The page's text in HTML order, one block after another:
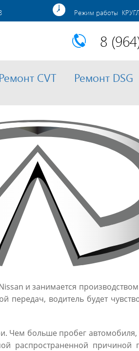
Режим работы
8
Ремонт CVT Ремонт DSG
и занимается
передач, водитель будет
Чем больше пробег
распространенной